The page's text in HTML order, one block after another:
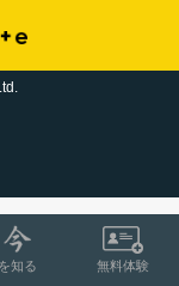
を知る 無料体験